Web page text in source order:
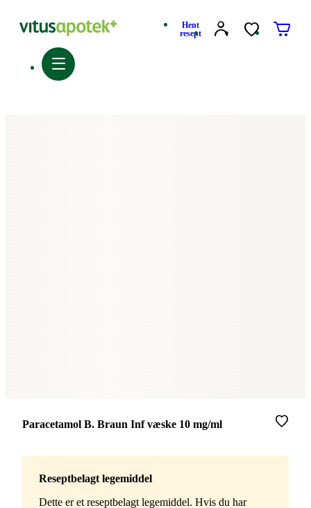
Hent
resept
Merke :
Paracetamol B. Braun Inf væske 10 mg/ml
Reseptbelagt legemiddel
Dette er et reseptbelagt legemiddel. Hvis du har